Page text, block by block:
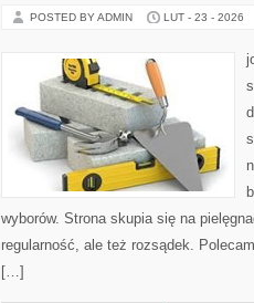
POSTED BY ADMIN LUT - 23 - 2026
wyborów. Strona skupia się na
regularność, ale też rozsądek.
[…]